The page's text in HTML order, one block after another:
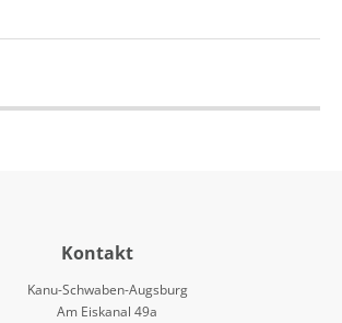
Kontakt
Kanu-Schwaben-Augsburg
Am Eiskanal 49a